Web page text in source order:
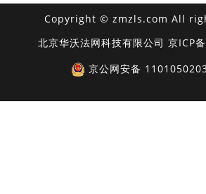
Copyright © zmzls.com All
北京华沃法网科技有限公司 京ICP
京公网安备